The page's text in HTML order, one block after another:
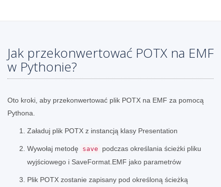
Jak przekonwertować POTX na EMF
w Pythonie?
Oto kroki, aby przekonwertować plik POTX na EMF za pomocą
Pythona.
Załaduj plik POTX z instancją klasy Presentation
Wywołaj metodę save
podczas określania ścieżki pliku
wyjściowego i SaveFormat.EMF jako parametrów
Plik POTX zostanie zapisany pod określoną ścieżką